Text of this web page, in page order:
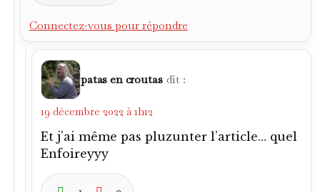
Gianluca Vialli, je le connaissais pas trop, en
90
Je sais plus s’il était rentré pour l’Italie
Par contre, la finale Sampdoria Barçà, je m’en
souviens
Et aussi, son passage à la Juve
de João Pinto
surface, qui fracasse la barre